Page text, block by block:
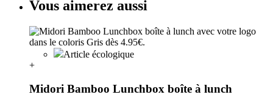
Vous aimerez aussi
Article écologique
+
Midori Bamboo Lunchbox boîte à lunch